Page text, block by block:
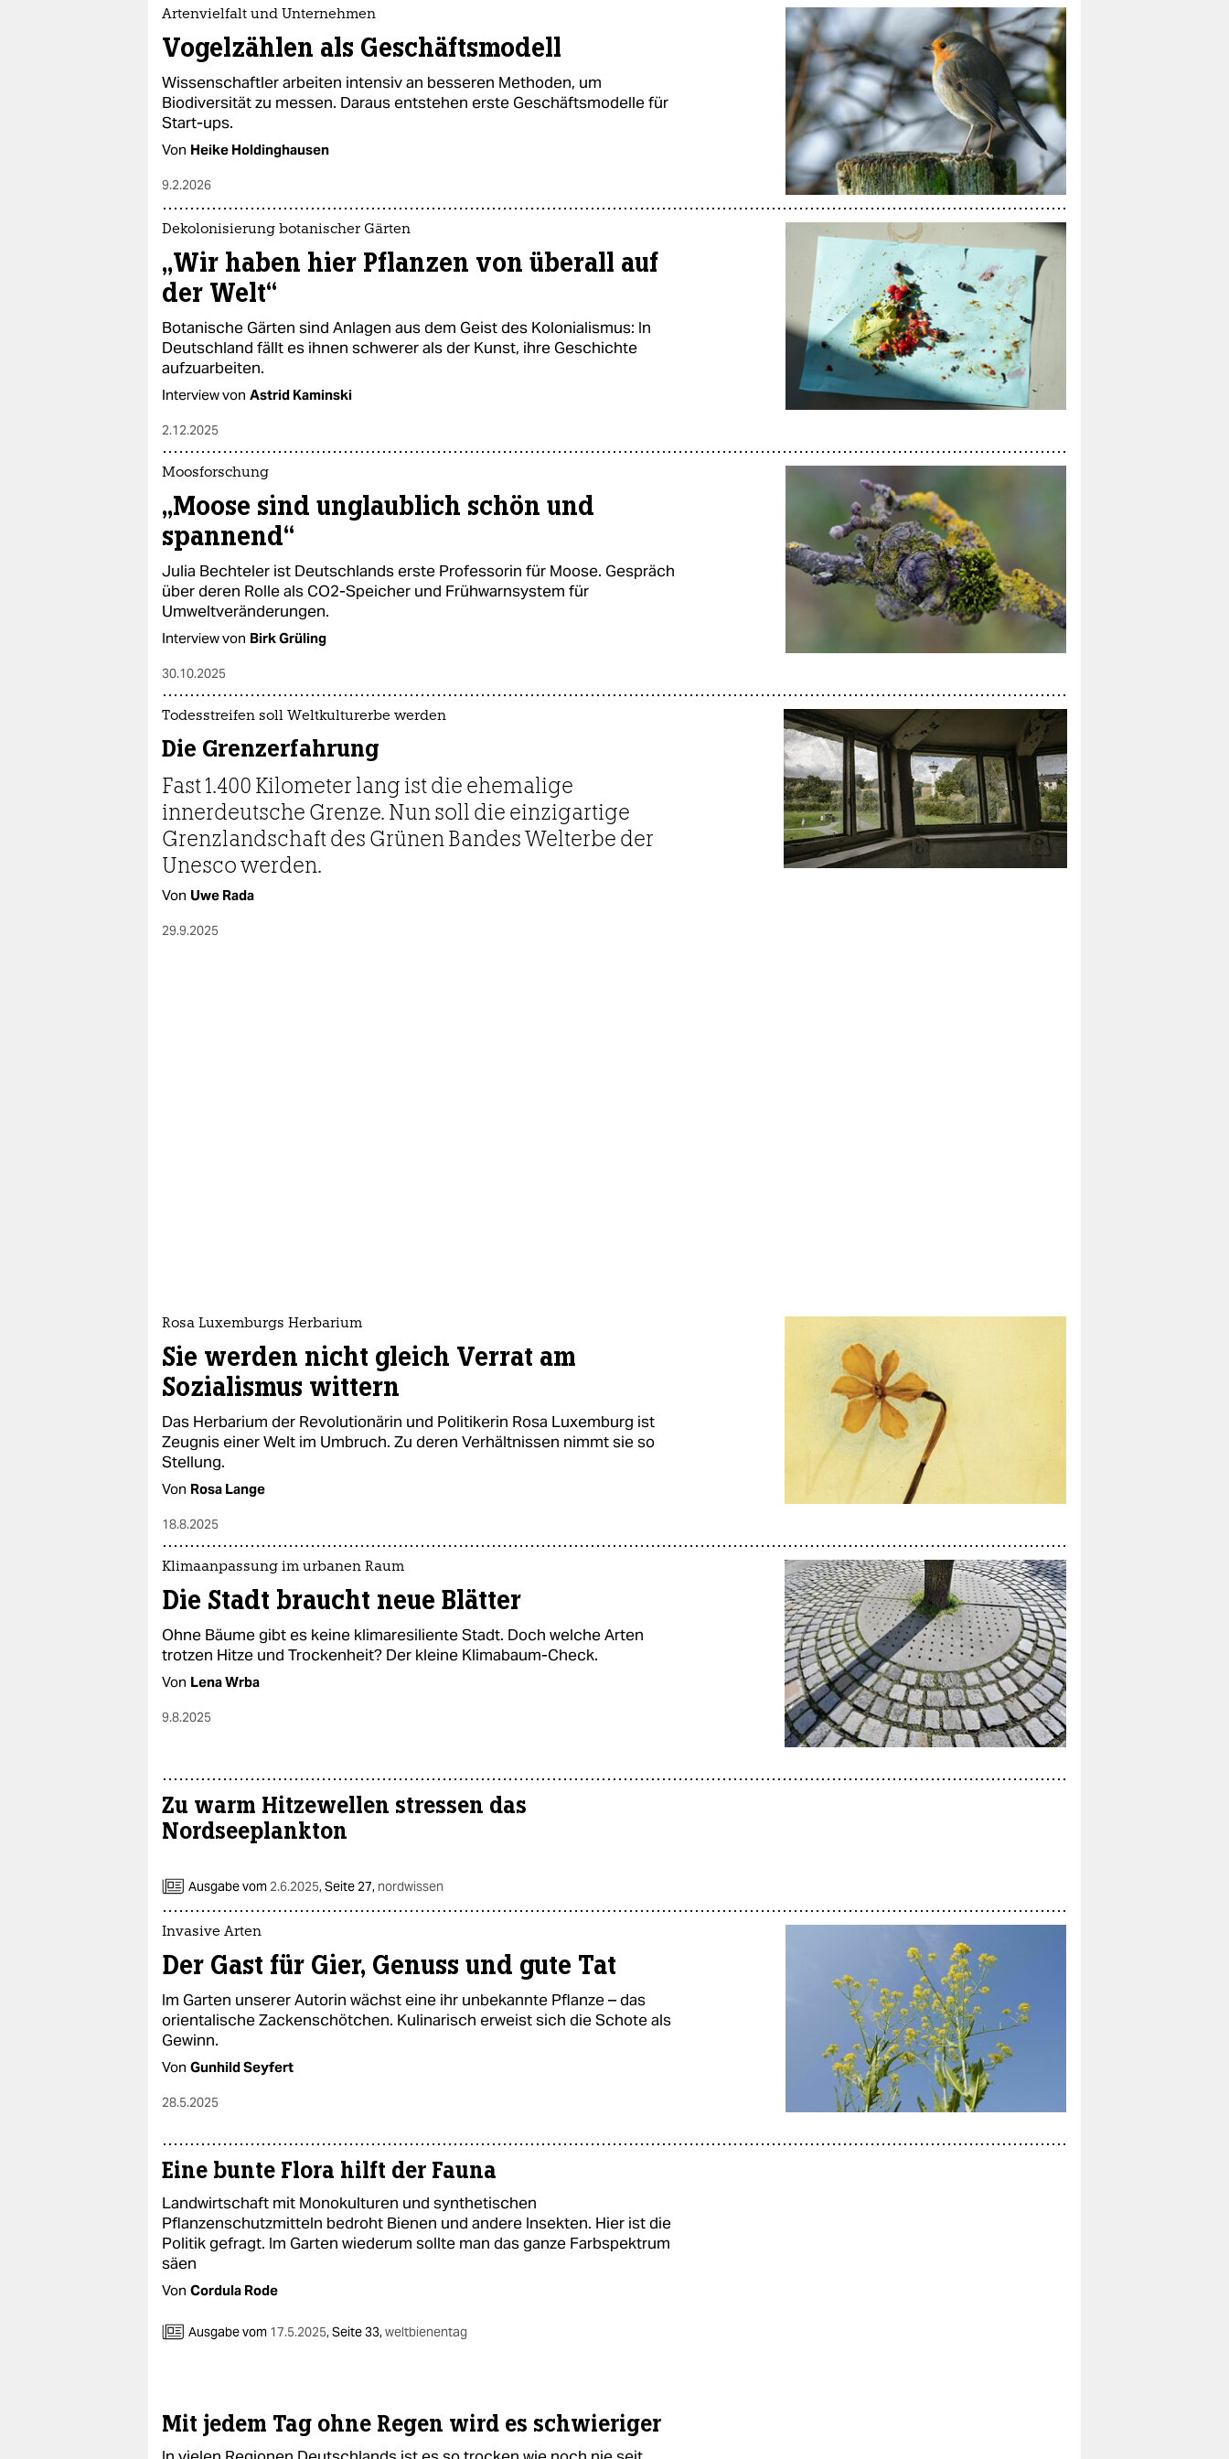
epaper login
Artenvielfalt und Unternehmen
Vogelzählen als Geschäftsmodell
Wissenschaftler arbeiten intensiv an besseren Methoden, um
Biodiversität zu messen. Daraus entstehen erste Geschäftsmodelle für
Start-ups.
Von Heike Holdinghausen
9.2.2026
Dekolonisierung botanischer Gärten
„Wir haben hier Pflanzen von überall auf
der Welt“
Botanische Gärten sind Anlagen aus dem Geist des Kolonialismus: In
Deutschland fällt es ihnen schwerer als der Kunst, ihre Geschichte
aufzuarbeiten.
Interview von Astrid Kaminski
2.12.2025
Moosforschung
„Moose sind unglaublich schön und
spannend“
Julia Bechteler ist Deutschlands erste Professorin für Moose. Gespräch
über deren Rolle als CO2-Speicher und Frühwarnsystem für
Umweltveränderungen.
Interview von Birk Grüling
30.10.2025
Todesstreifen soll Weltkulturerbe werden
Die Grenzerfahrung
Fast 1.400 Kilometer lang ist die ehemalige
innerdeutsche Grenze. Nun soll die einzigartige
Grenzlandschaft des Grünen Bandes Welterbe der
Unesco werden.
Von Uwe Rada
29.9.2025
Rosa Luxemburgs Herbarium
Sie werden nicht gleich Verrat am
Sozialismus wittern
Das Herbarium der Revolutionärin und Politikerin Rosa Luxemburg ist
Zeugnis einer Welt im Umbruch. Zu deren Verhältnissen nimmt sie so
Stellung.
Von Rosa Lange
18.8.2025
Klimaanpassung im urbanen Raum
Die Stadt braucht neue Blätter
Ohne Bäume gibt es keine klimaresiliente Stadt. Doch welche Arten
trotzen Hitze und Trockenheit? Der kleine Klimabaum-Check.
Von Lena Wrba
9.8.2025
Zu warm Hitzewellen stressen das
Nordseeplankton
Ausgabe vom 2.6.2025,Seite 27, nordwissen
Invasive Arten
Der Gast für Gier, Genuss und gute Tat
Im Garten unserer Autorin wächst eine ihr unbekannte Pflanze – das
orientalische Zackenschötchen. Kulinarisch erweist sich die Schote als
Gewinn.
Von Gunhild Seyfert
28.5.2025
Eine bunte Flora hilft der Fauna
Landwirtschaft mit Monokulturen und synthetischen
Pflanzenschutzmitteln bedroht Bienen und andere Insekten. Hier ist die
Politik gefragt. Im Garten wiederum sollte man das ganze Farbspektrum
säen
Von Cordula Rode
Ausgabe vom 17.5.2025,Seite 33,weltbienentag
Mit jedem Tag ohne Regen wird es schwieriger